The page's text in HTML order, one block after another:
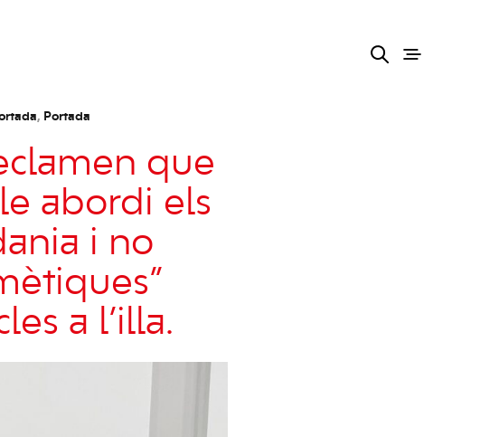
, Portada
que
abordi els
i no
a l’illa.